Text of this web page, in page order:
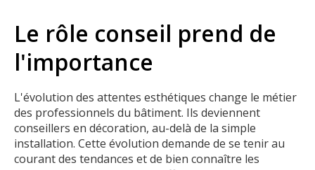
Le rôle conseil prend de
l'importance
L'évolution des attentes esthétiques change le métier
des professionnels du bâtiment. Ils deviennent
conseillers en décoration, au-delà de la simple
installation. Cette évolution demande de se tenir au
courant des tendances et de bien connaître les